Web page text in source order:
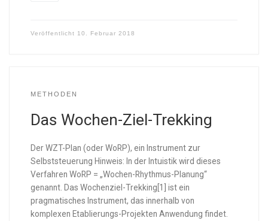
Veröffentlicht 10. Februar 2018
METHODEN
Das Wochen-Ziel-Trekking
Der WZT-Plan (oder WoRP), ein Instrument zur
Selbststeuerung Hinweis: In der Intuistik wird dieses
Verfahren WoRP = „Wochen-Rhythmus-Planung“
genannt. Das Wochenziel-Trekking[1] ist ein
pragmatisches Instrument, das innerhalb von
komplexen Etablierungs-Projekten Anwendung findet.